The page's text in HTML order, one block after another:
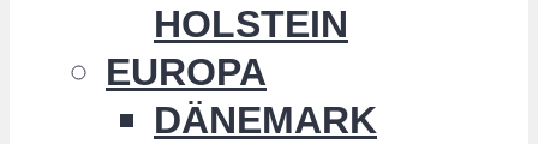
HOLSTEIN
EUROPA
DÄNEMARK